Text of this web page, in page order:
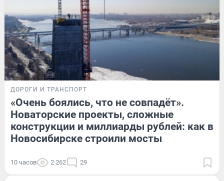
ДОРОГИ И ТРАНСПОРТ
«Очень боялись, что не совпадёт».
Новаторские проекты, сложные
конструкции и миллиарды рублей: как в
Новосибирске строили мосты
10 часов 2 262 29